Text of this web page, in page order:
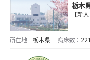
栃木
所在地： 栃木県 病床数：